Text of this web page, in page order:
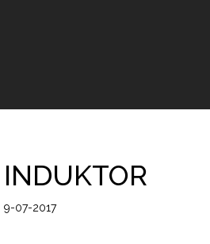
INDUKTOR
9-07-2017